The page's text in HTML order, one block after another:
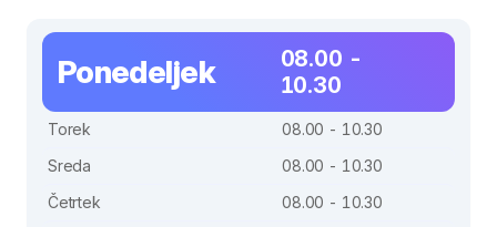
Ponedeljek
08.00 -
10.30
Torek
08.00 - 10.30
Sreda
08.00 - 10.30
Četrtek
08.00 - 10.30